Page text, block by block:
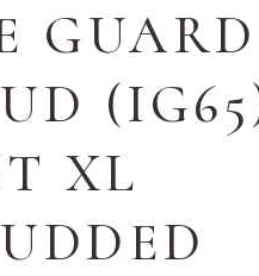
GUARD
XL